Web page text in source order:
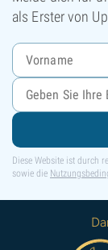
als Erster von
Diese Website ist durch
sowie die